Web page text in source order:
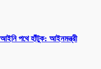
আইনি পথে হাঁটুক: আইনমন্ত্রী